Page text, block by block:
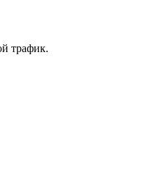
трафик.